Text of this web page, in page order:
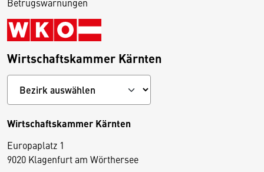
Wirtschaftskammer Kärnten
Wirtschaftskammer Kärnten
Europaplatz 1
9020 Klagenfurt am Wörthersee